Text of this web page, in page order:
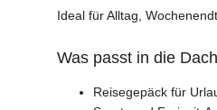
Ideal für Alltag,
Was passt in die
Reisegepäck für